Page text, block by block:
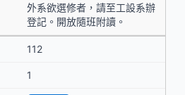
外系欲選修者，請至工設系辦
登記。開放隨班附讀。
112
1